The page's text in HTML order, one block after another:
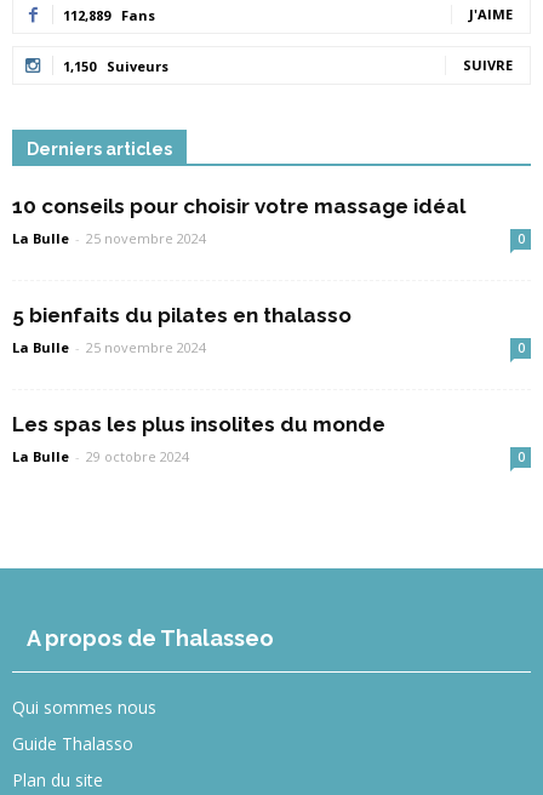
112,889 Fans J'AIME
1,150 Suiveurs SUIVRE
Derniers articles
10 conseils pour choisir votre massage idéal
La Bulle - 25 novembre 2024 0
5 bienfaits du pilates en thalasso
La Bulle - 25 novembre 2024 0
Les spas les plus insolites du monde
La Bulle - 29 octobre 2024 0
A propos de Thalasseo
Qui sommes nous
Guide Thalasso
Plan du site